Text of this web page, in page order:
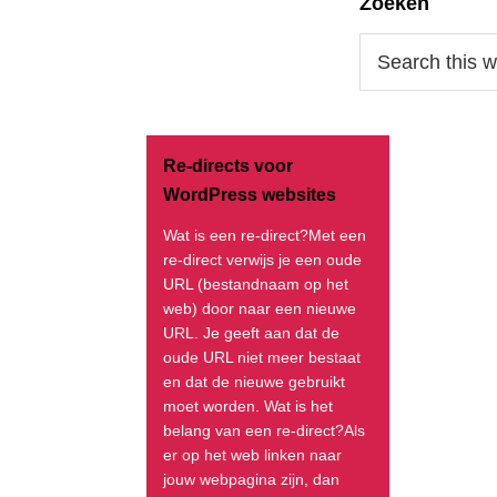
this
website
Re-directs voor
WordPress websites
Wat is een re-direct?Met een
re-direct verwijs je een oude
URL (bestandnaam op het
web) door naar een nieuwe
URL. Je geeft aan dat de
oude URL niet meer bestaat
en dat de nieuwe gebruikt
moet worden. Wat is het
belang van een re-direct?Als
er op het web linken naar
jouw webpagina zijn, dan